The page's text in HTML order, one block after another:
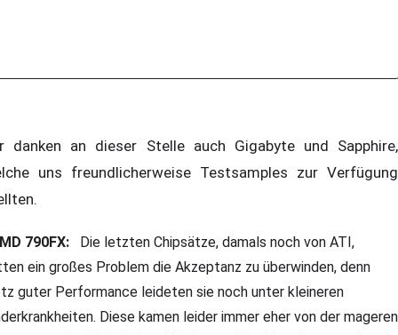
danken an dieser Stelle auch Gigabyte und Sapphire,
uns freundlicherweise Testsamples zur Verfügung
790FX: Die letzten Chipsätze, damals noch von ATI,
ein großes Problem die Akzeptanz zu überwinden, denn
guter Performance leideten sie noch unter kleineren
Diese kamen leider immer eher von der mageren